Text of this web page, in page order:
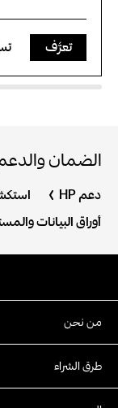
تعرَّف
الضمان
دعم HP
أوراق البيانات
من نحن
طرق الشراء